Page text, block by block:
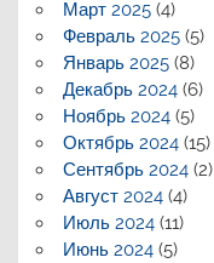
Март 2025(4)
Февраль 2025(5)
Январь 2025(8)
Декабрь 2024(6)
Ноябрь 2024(5)
Октябрь 2024(15)
Сентябрь 2024(2)
Август 2024(4)
Июль 2024(11)
Июнь 2024(5)